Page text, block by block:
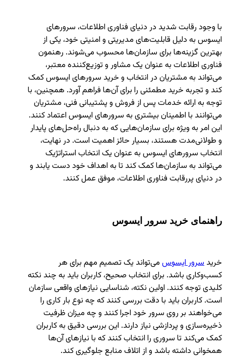
با وجود رقابت شدید در دنیای فناوری اطلاعات، سرورهای
ایسوس به دلیل قابلیت‌های مدیریتی و امنیتی خود، یکی از
بهترین گزینه‌ها برای سازمان‌ها محسوب می‌شوند. رهنمون
فناوری اطلاعات به عنوان یک مشاور و توزیع‌کننده معتبر،
می‌تواند به مشتریان در انتخاب و خرید سرورهای ایسوس کمک
کند و تجربه خرید مطمئنی را برای آن‌ها فراهم آورد. همچنین، با
توجه به ارائه خدمات پس از فروش و پشتیبانی فنی، مشتریان
می‌توانند با اطمینان بیشتری به سرورهای ایسوس اعتماد کنند.
این امر به ویژه برای سازمان‌هایی که به دنبال راه‌حل‌های پایدار
و طولانی‌مدت هستند، بسیار حائز اهمیت است. در نهایت،
انتخاب سرورهای ایسوس به عنوان یک انتخاب استراتژیک
می‌تواند به سازمان‌ها کمک کند تا به اهداف خود دست یابند و
در دنیای پررقابت فناوری اطلاعات، موفق عمل کنند.
راهنمای خرید سرور ایسوس
خرید سرور ایسوس می‌تواند یک تصمیم مهم برای هر
کسب‌وکاری باشد. برای انتخاب صحیح، کاربران باید به چند نکته
کلیدی توجه کنند. اولین نکته، شناسایی نیازهای واقعی سازمان
است. کاربران باید با دقت بررسی کنند که چه نوع بار کاری را
می‌خواهند بر روی سرور خود اجرا کنند و چه میزان ظرفیت
ذخیره‌سازی و پردازشی نیاز دارند. این بررسی دقیق به کاربران
کمک می‌کند تا سروری را انتخاب کنند که با نیازهای آن‌ها
همخوانی داشته باشد و از اتلاف منابع جلوگیری کند.